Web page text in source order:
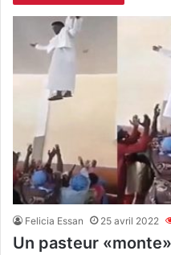
Felicia Essan 25 avril 2022
Un pasteur